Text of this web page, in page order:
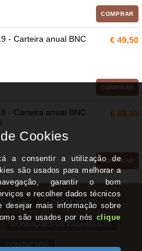
COMPRAR
- Carteira anual BNC € 49,50
COMPRAR
- Carteira anual BNC
€ 89,95
COMPRAR
QUEM SOMOS
CONDIÇÕES DE PAGAMENTO
CONTACTOS